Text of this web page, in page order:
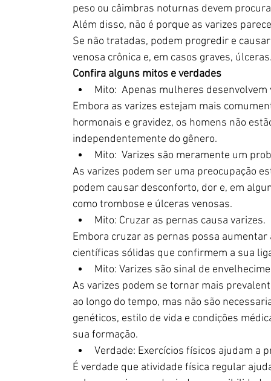
peso ou câimbras noturnas devem
Além disso, não é porque as varizes
Se não tratadas, podem progredir e
venosa crônica e, em casos graves,
Confira alguns mitos e verdades
Mito:  Apenas mulheres desenvolvem
Embora as varizes estejam mais
hormonais e gravidez, os homens não
independentemente do gênero.
Mito:  Varizes são meramente um
As varizes podem ser uma preocupação
podem causar desconforto, dor e, em
como trombose e úlceras venosas.
Mito: Cruzar as pernas causa varizes.
Embora cruzar as pernas possa
científicas sólidas que confirmem a sua
Mito: Varizes são sinal de
As varizes podem se tornar mais
ao longo do tempo, mas não são
genéticos, estilo de vida e condições
sua formação.
Verdade: Exercícios físicos ajudam a
É verdade que atividade física regular